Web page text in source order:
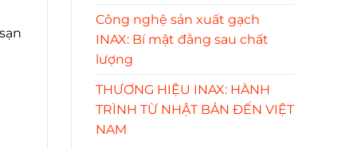
Công nghệ sản xuất gạch
INAX: Bí mật đằng sau chất
lượng
THƯƠNG HIỆU INAX: HÀNH
TRÌNH TỪ NHẬT BẢN ĐẾN VIỆT
NAM